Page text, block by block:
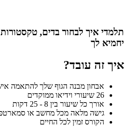
תלמדי איך לבחור בדים, טקסטורות
יחמיא לך
איך זה עובד?
אבחון מבנה הגוף שלך להתאמה
26 שיעורי וידיאו ממוקדים
אורך כל שיעור בין 8 - 25 דקות
גישה מלאה מכל מחשב או
הקורס זמין לכל החיים